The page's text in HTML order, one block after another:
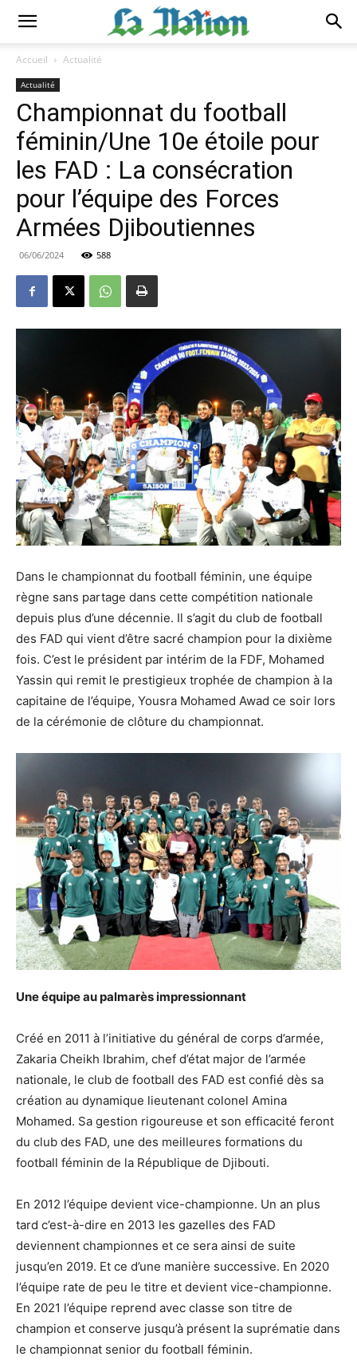
Accueil Actualité
Actualité
Championnat du football
féminin/Une 10e étoile pour
les FAD : La consécration
pour l’équipe des Forces
Armées Djiboutiennes
06/06/2024 588
Dans le championnat du football féminin, une équipe
règne sans partage dans cette compétition nationale
depuis plus d’une décennie. Il s’agit du club de football
des FAD qui vient d’être sacré champion pour la dixième
fois. C’est le président par intérim de la FDF, Mohamed
Yassin qui remit le prestigieux trophée de champion à la
capitaine de l’équipe, Yousra Mohamed Awad ce soir lors
de la cérémonie de clôture du championnat.
Une équipe au palmarès impressionnant
Créé en 2011 à l’initiative du général de corps d’armée,
Zakaria Cheikh Ibrahim, chef d’état major de l’armée
nationale, le club de football des FAD est confié dès sa
création au dynamique lieutenant colonel Amina
Mohamed. Sa gestion rigoureuse et son efficacité feront
du club des FAD, une des meilleures formations du
football féminin de la République de Djibouti.
En 2012 l’équipe devient vice-championne. Un an plus
tard c’est-à-dire en 2013 les gazelles des FAD
deviennent championnes et ce sera ainsi de suite
jusqu’en 2019. Et ce d’une manière successive. En 2020
l’équipe rate de peu le titre et devient vice-championne.
En 2021 l’équipe reprend avec classe son titre de
champion et conserve jusqu’à présent la suprématie dans
le championnat senior du football féminin.